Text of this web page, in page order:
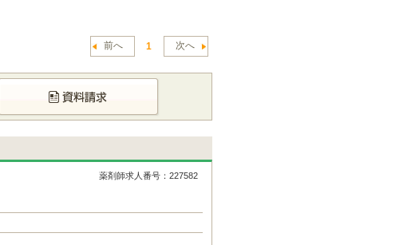
前へ 1 次へ
薬剤師求人番号：227582